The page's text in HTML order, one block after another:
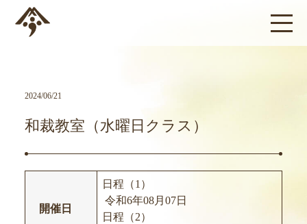
2024/06/21
和裁教室（水曜日クラス）
開催日
日程（1）
令和6年08月07日
日程（2）